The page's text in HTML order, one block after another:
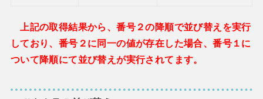
上記の取得結果から、番号２の降順で並び替えを実行
しており、番号２に同一の値が存在した場合、番号１に
ついて降順にて並び替えが実行されてます。